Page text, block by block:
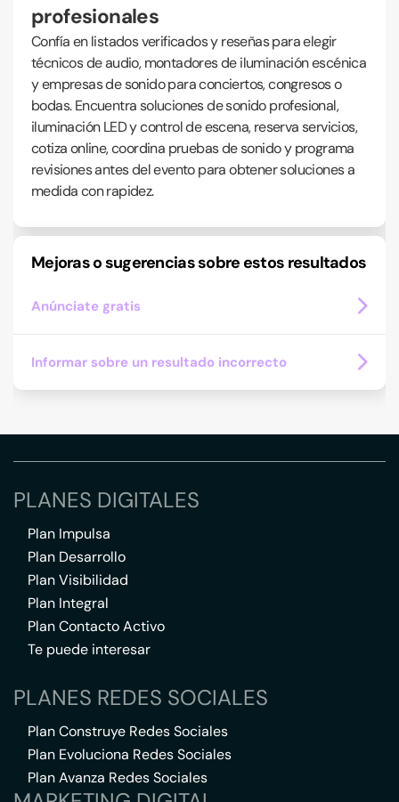
profesionales
Confía en listados verificados y reseñas para elegir
técnicos de audio, montadores de iluminación escénica
y empresas de sonido para conciertos, congresos o
bodas. Encuentra soluciones de sonido profesional,
iluminación LED y control de escena, reserva servicios,
cotiza online, coordina pruebas de sonido y programa
revisiones antes del evento para obtener soluciones a
medida con rapidez.
Mejoras o sugerencias sobre estos resultados
Anúnciate gratis
Informar sobre un resultado incorrecto
PLANES DIGITALES
Plan Impulsa
Plan Desarrollo
Plan Visibilidad
Plan Integral
Plan Contacto Activo
Te puede interesar
PLANES REDES SOCIALES
Plan Construye Redes Sociales
Plan Evoluciona Redes Sociales
Plan Avanza Redes Sociales